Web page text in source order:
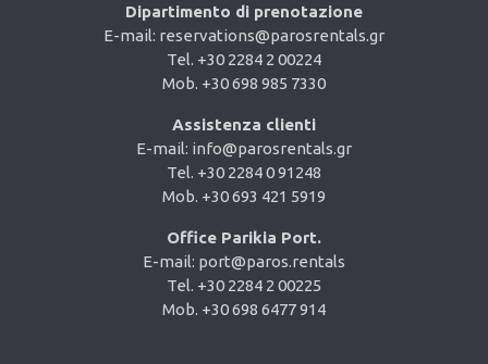
Dipartimento di prenotazione
E-mail: reservations@parosrentals.gr
Tel. +30 2284 2 00224
Mob. +30 698 985 7330
Assistenza clienti
E-mail: info@parosrentals.gr
Tel. +30 2284 0 91248
Mob. +30 693 421 5919
Office Parikia Port.
E-mail: port@paros.rentals
Tel. +30 2284 2 00225
Mob. +30 698 6477 914